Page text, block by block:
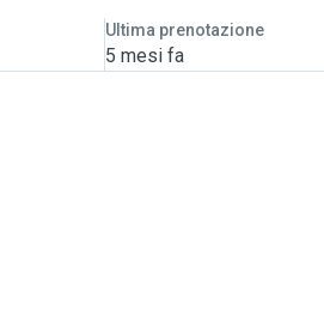
Ultima prenotazione
5 mesi fa